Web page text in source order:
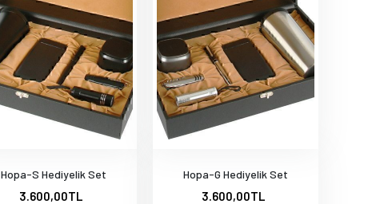
Hopa-S Hediyelik Set
3.600,00TL
Hopa-G Hediyelik Set
3.600,00TL